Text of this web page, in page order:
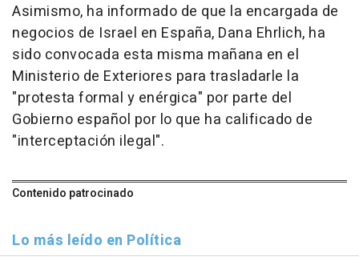
Asimismo, ha informado de que la encargada de
negocios de Israel en España, Dana Ehrlich, ha
sido convocada esta misma mañana en el
Ministerio de Exteriores para trasladarle la
"protesta formal y enérgica" por parte del
Gobierno español por lo que ha calificado de
"interceptación ilegal".
Contenido patrocinado
Lo más leído en Política